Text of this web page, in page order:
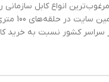
انواع کابل سازمانی
سیم و
کشور نسبت به خرید